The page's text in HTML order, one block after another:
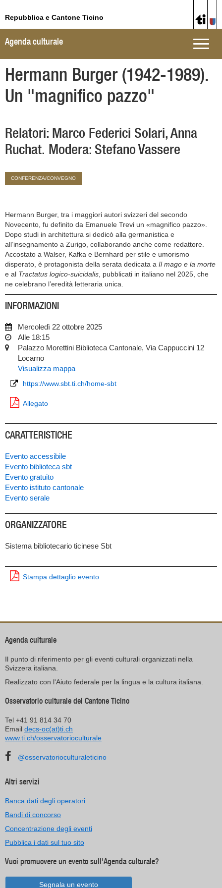
Repubblica e Cantone Ticino
Toggle
Agenda culturale
Hermann Burger (1942-1989).
Un "magnifico pazzo"
Relatori: Marco Federici Solari, Anna
Ruchat. Modera: Stefano Vassere
CONFERENZA/CONVEGNO
Hermann Burger, tra i maggiori autori svizzeri del secondo
Novecento, fu definito da Emanuele Trevi un «magnifico pazzo».
Dopo studi in architettura si dedicò alla germanistica e
all’insegnamento a Zurigo, collaborando anche come redattore.
Accostato a Walser, Kafka e Bernhard per stile e umorismo
disperato, è protagonista della serata dedicata a Il mago e la morte
e al Tractatus logico-suicidalis , pubblicati in italiano nel 2025, che
ne celebrano l’eredità letteraria unica.
INFORMAZIONI
Mercoledì 22 ottobre 2025
Alle 18:15
Palazzo Morettini Biblioteca Cantonale, Via Cappuccini 12
Locarno
Visualizza mappa
https://www.sbt.ti.ch/home-sbt
Allegato
CARATTERISTICHE
Evento accessibile
Evento biblioteca sbt
Evento gratuito
Evento istituto cantonale
Evento serale
ORGANIZZATORE
Sistema bibliotecario ticinese Sbt
Stampa dettaglio evento
Agenda culturale
Il punto di riferimento per gli eventi culturali organizzati nella
Svizzera italiana.
Realizzato con l'Aiuto federale per la lingua e la cultura italiana.
Osservatorio culturale del Cantone Ticino
Tel +41 91 814 34 70
Email decs-oc(at)ti.ch
www.ti.ch/osservatorioculturale
@osservatorioculturaleticino
Altri servizi
Banca dati degli operatori
Bandi di concorso
Concentrazione degli eventi
Pubblica i dati sul tuo sito
Vuoi promuovere un evento sull'Agenda culturale?
Segnala un evento